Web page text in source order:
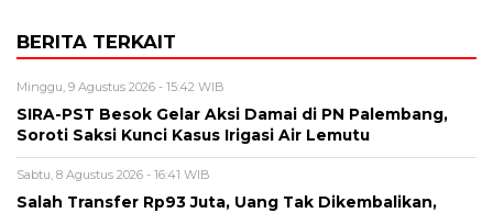
BERITA TERKAIT
Minggu, 9 Agustus 2026 - 15:42 WIB
SIRA-PST Besok Gelar Aksi Damai di PN Palembang,
Soroti Saksi Kunci Kasus Irigasi Air Lemutu
Sabtu, 8 Agustus 2026 - 16:41 WIB
Salah Transfer Rp93 Juta, Uang Tak Dikembalikan,